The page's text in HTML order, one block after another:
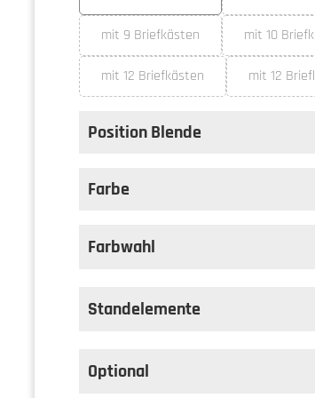
mit 9 Briefkästen
(Diese Option ist zurzeit nicht
mit 10
mit 12 Briefkästen
(Diese Option ist zurzeit nicht
mit 12
Position Blende
Farbe
Farbwahl
Standelemente
Optional